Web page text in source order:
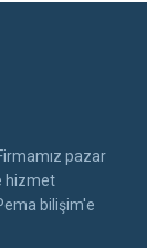
pazar
hizmet
bilişim'e